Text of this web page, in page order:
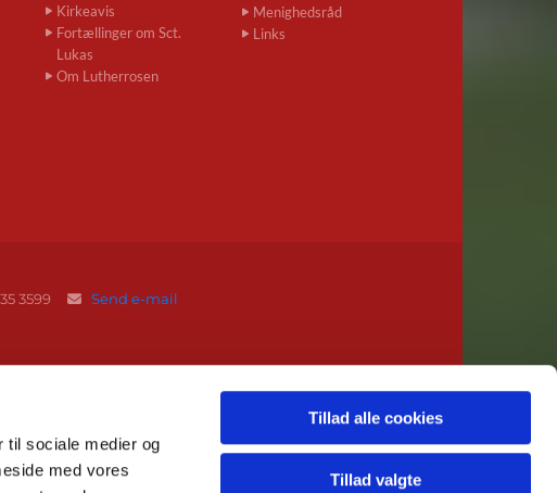
til sociale medier og
med vores
Tillad alle cookies
Tillad valgte
Kirkeavis
Fortællinger om Sct.
Lukas
Om Lutherrosen
Menighedsråd
Links
3599  Send e-mail